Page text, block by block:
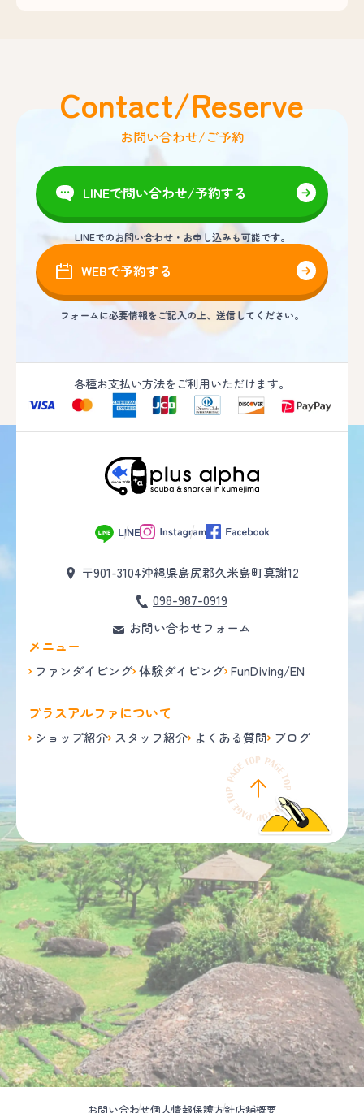
Contact/Reserve
お問い合わせ/ご予約
LINEで問い合わせ/予約する
LINEでのお問い合わせ・お申し込みも可能です。
WEBで予約する
フォームに必要情報をご記入の上、送信してください。
各種お支払い方法をご利用いただけます。
〒901-3104沖縄県島尻郡久米島町真謝12
098-987-0919
お問い合わせフォーム
メニュー
ファンダイビング 体験ダイビング FunDiving/EN
プラスアルファについて
ショップ紹介 スタッフ紹介 よくある質問 ブログ
お問い合わせ個人情報保護方針店舗概要